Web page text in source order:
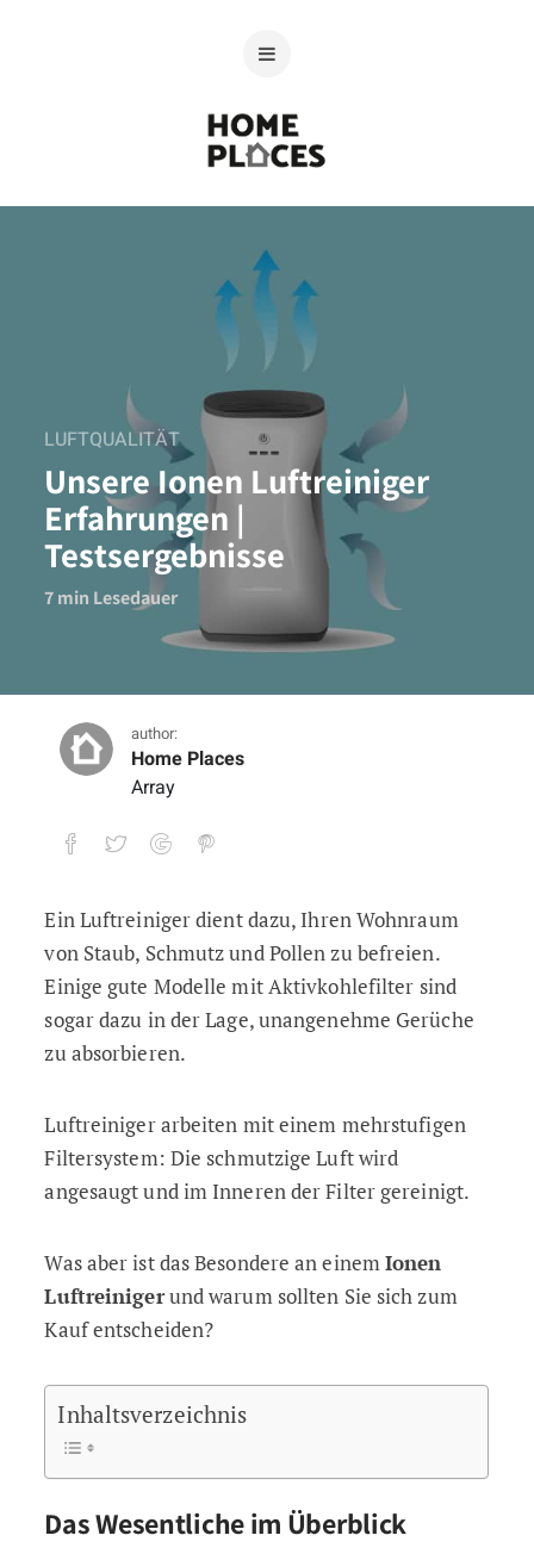
LUFTQUALITÄT
Unsere Ionen Luftreiniger
Erfahrungen |
Testsergebnisse
7min Lesedauer
author:
Home Places
Array
Unsere Ionen Luftreiniger Erfahrungen
7min Lesedauer
Ein Luftreiniger dient dazu, Ihren Wohnraum
von Staub, Schmutz und Pollen zu befreien.
Einige gute Modelle mit Aktivkohlefilter sind
sogar dazu in der Lage, unangenehme Gerüche
zu absorbieren.
Luftreiniger arbeiten mit einem mehrstufigen
Filtersystem: Die schmutzige Luft wird
angesaugt und im Inneren der Filter gereinigt.
Was aber ist das Besondere an einemIonen
Luftreinigerund warum sollten Sie sich zum
Kauf entscheiden?
Inhaltsverzeichnis
Das Wesentliche im Überblick